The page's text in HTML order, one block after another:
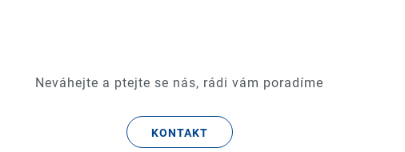
Neváhejte a ptejte se nás, rádi vám poradíme
KONTAKT